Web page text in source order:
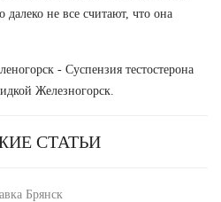
не все считают, что она
- Суспензия тестостерона
Железногорск.
СТАТЬИ
Брянск